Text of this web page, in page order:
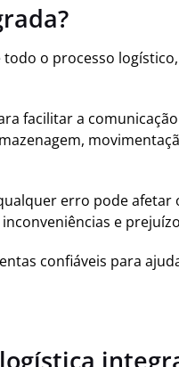
o processo
facilitar a
erro pode
e
confiáveis para